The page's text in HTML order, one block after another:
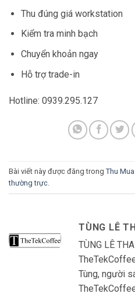
Thu đúng giá workstation
Kiểm tra minh bạch
Chuyển khoản ngay
Hỗ trợ trade-in
Hotline: 0939.295.127
Bài viết này được đăng trong Thu
thường trực
TÙNG LÊ
TÙNG LÊ
Tùng, người